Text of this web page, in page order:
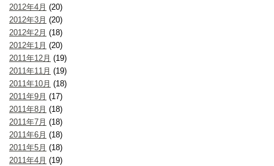
2012年4月 (20)
2012年3月 (20)
2012年2月 (18)
2012年1月 (20)
2011年12月 (19)
2011年11月 (19)
2011年10月 (18)
2011年9月 (17)
2011年8月 (18)
2011年7月 (18)
2011年6月 (18)
2011年5月 (18)
2011年4月 (19)